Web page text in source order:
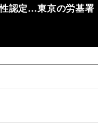
認定…東京の労基署